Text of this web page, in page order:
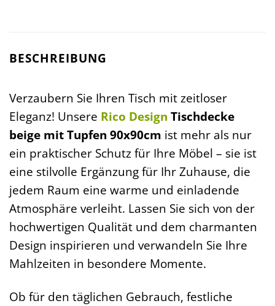
BESCHREIBUNG
Verzaubern Sie Ihren Tisch mit zeitloser
Eleganz! Unsere Rico Design Tischdecke
beige mit Tupfen 90x90cm ist mehr als nur
ein praktischer Schutz für Ihre Möbel – sie ist
eine stilvolle Ergänzung für Ihr Zuhause, die
jedem Raum eine warme und einladende
Atmosphäre verleiht. Lassen Sie sich von der
hochwertigen Qualität und dem charmanten
Design inspirieren und verwandeln Sie Ihre
Mahlzeiten in besondere Momente.
Ob für den täglichen Gebrauch, festliche